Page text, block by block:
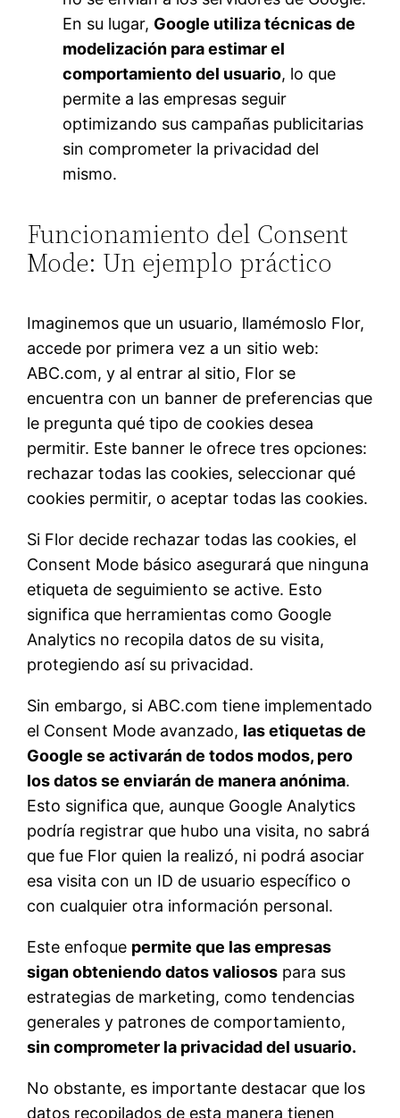
En su lugar, Google utiliza técnicas de
modelización para estimar el
comportamiento del usuario, lo que
permite a las empresas seguir
optimizando sus campañas publicitarias
sin comprometer la privacidad del
mismo.
Funcionamiento del Consent
Mode: Un ejemplo práctico
Imaginemos que un usuario, llamémoslo Flor,
accede por primera vez a un sitio web:
ABC.com, y al entrar al sitio, Flor se
encuentra con un banner de preferencias que
le pregunta qué tipo de cookies desea
permitir. Este banner le ofrece tres opciones:
rechazar todas las cookies, seleccionar qué
cookies permitir, o aceptar todas las cookies.
Si Flor decide rechazar todas las cookies, el
Consent Mode básico asegurará que ninguna
etiqueta de seguimiento se active. Esto
significa que herramientas como Google
Analytics no recopila datos de su visita,
protegiendo así su privacidad.
Sin embargo, si ABC.com tiene implementado
el Consent Mode avanzado, las etiquetas de
Google se activarán de todos modos, pero
los datos se enviarán de manera anónima.
Esto significa que, aunque Google Analytics
podría registrar que hubo una visita, no sabrá
que fue Flor quien la realizó, ni podrá asociar
esa visita con un ID de usuario específico o
con cualquier otra información personal.
Este enfoque permite que las empresas
sigan obteniendo datos valiosos para sus
estrategias de marketing, como tendencias
generales y patrones de comportamiento,
sin comprometer la privacidad del usuario.
No obstante, es importante destacar que los
datos recopilados de esta manera tienen